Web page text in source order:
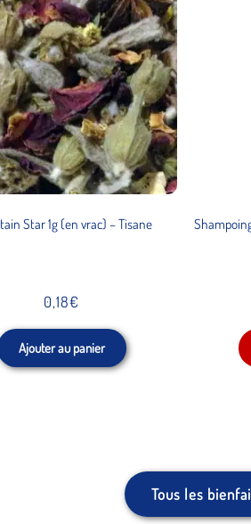
Star 1g (en vrac) – Tisane
0,18€
Ajouter au panier
Tous les